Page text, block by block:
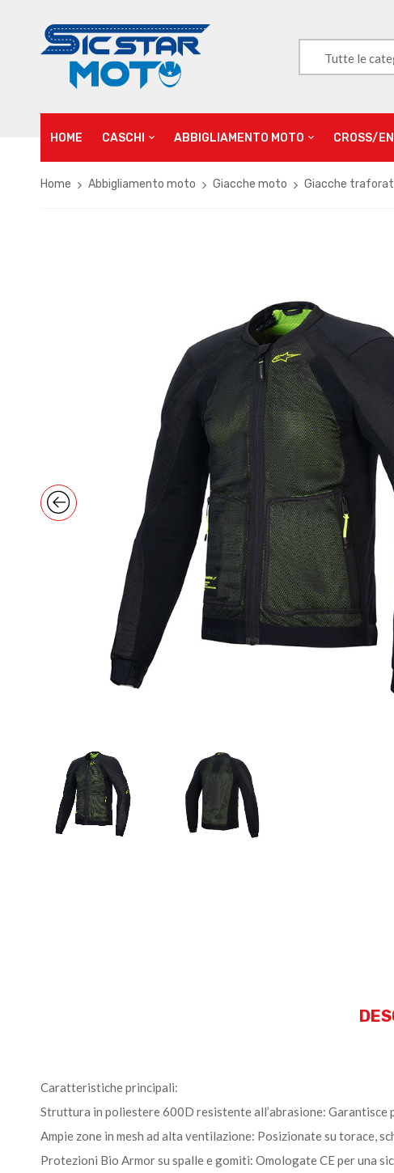
Tutte le
HOME CASCHI ABBIGLIAMENTO MOTO CROSS/
Home Abbigliamento moto Giacche moto Giacche
Caratteristiche principali:
Struttura in poliestere 600D resistente all’abrasione: Garantisce
Ampie zone in mesh ad alta ventilazione: Posizionate su torace,
Protezioni Bio Armor su spalle e gomiti: Omologate CE per una